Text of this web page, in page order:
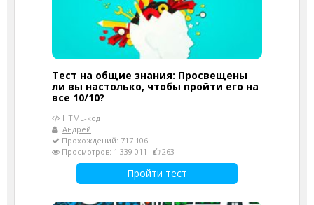
Тест на общие знания: Просвещены
ли вы настолько, чтобы пройти его на
все 10/10?
HTML-код
Андрей
Прохождений: 717 106
Просмотров: 1 339 011
263
Пройти тест